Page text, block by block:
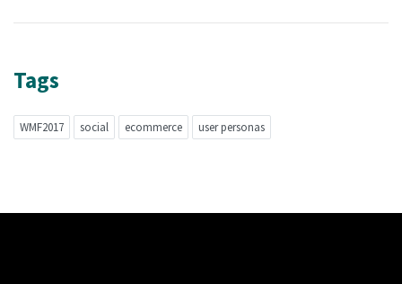
Tags
WMF2017 social ecommerce user personas